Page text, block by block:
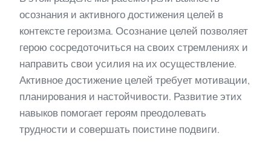
осознания и активного достижения целей в
контексте героизма. Осознание целей позволяет
герою сосредоточиться на своих стремлениях и
направить свои усилия на их осуществление.
Активное достижение целей требует мотивации,
планирования и настойчивости. Развитие этих
навыков помогает героям преодолевать
трудности и совершать поистине подвиги.